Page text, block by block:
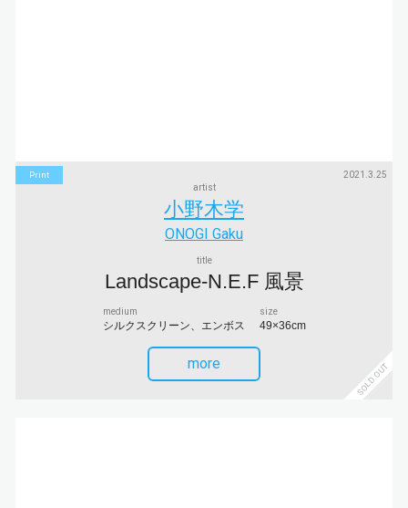
Print
2021.3.25
artist
小野木学
ONOGI Gaku
title
Landscape-N.E.F 風景
medium
シルクスクリーン、エンボス
size
49×36cm
SOLD OUT
more